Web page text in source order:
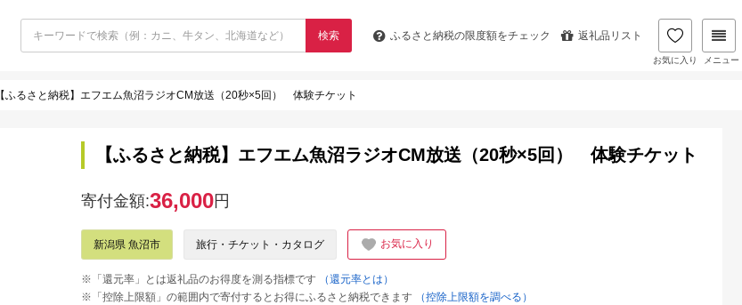
検索 ふるさと納税の限度額をチェック 返礼品リスト
お気に入り メニュー
【ふるさと納税】エフエム魚沼ラジオCM放送（20秒×5回） 体験チケット
【ふるさと納税】エフエム魚沼ラジオCM放送（20秒×5回） 体験チケット
寄付金額:36,000円
新潟県 魚沼市 旅行・チケット・カタログ お気に入り
※「還元率」とは返礼品のお得度を測る指標です
（還元率とは）
※「控除上限額」の範囲内で寄付するとお得にふるさと納税できます
（控除上限額を調べる）